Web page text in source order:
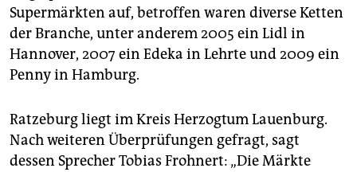
Supermärkten auf, betroffen waren diverse Ketten
der Branche, unter anderem 2005 ein Lidl in
Hannover, 2007 ein Edeka in Lehrte und 2009 ein
Penny in Hamburg.
Ratzeburg liegt im Kreis Herzogtum Lauenburg.
Nach weiteren Überprüfungen gefragt, sagt
dessen Sprecher Tobias Frohnert: „Die Märkte